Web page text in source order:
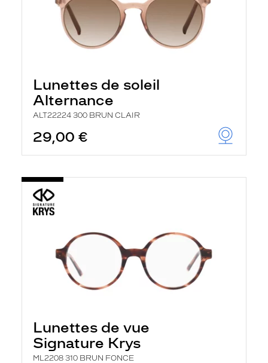
Lunettes de soleil
Alternance
ALT22224 300 BRUN CLAIR
29,00 €
Lunettes de vue
Signature Krys
ML2208 310 BRUN FONCE